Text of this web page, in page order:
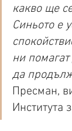
какво ще
Синьото е
ни
да
Пресман,
Института